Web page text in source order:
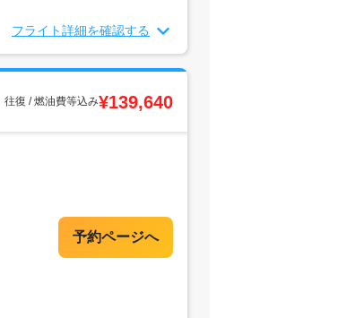
フライト詳細を確認する
往復 / 燃油費等込み¥139,640